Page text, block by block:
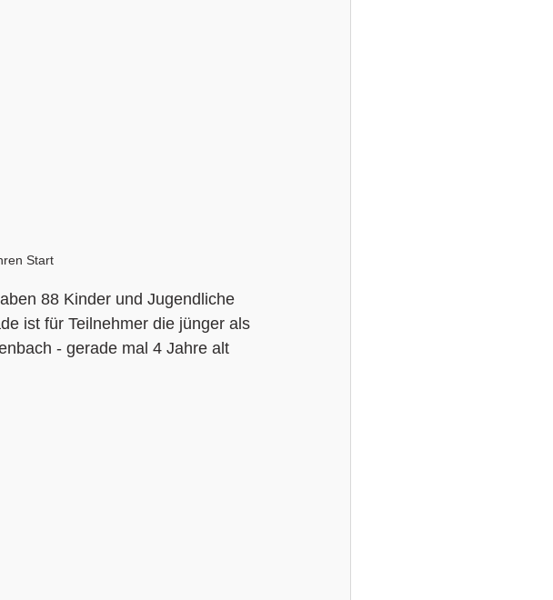
Start
88 Kinder und Jugendliche
ist für Teilnehmer die jünger als
- gerade mal 4 Jahre alt